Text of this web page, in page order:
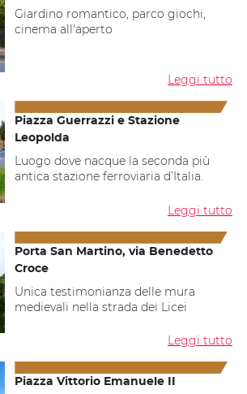
Giardino romantico, parco giochi,
cinema all'aperto
Leggi tutto
Piazza Guerrazzi e Stazione
Leopolda
Luogo dove nacque la seconda più
antica stazione ferroviaria d’Italia.
Leggi tutto
Porta San Martino, via Benedetto
Croce
Unica testimonianza delle mura
medievali nella strada dei Licei
Leggi tutto
Piazza Vittorio Emanuele II